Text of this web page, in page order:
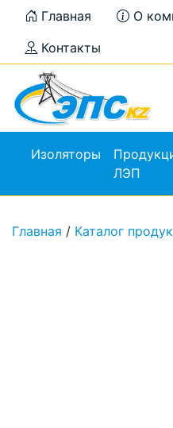
Главная О
Контакты
Изоляторы
ЛЭП
Главная / Каталог